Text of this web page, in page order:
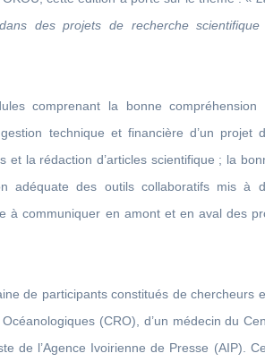
des projets de recherche
comprenant la bonne
technique et financière d’un projet
et la rédaction d’articles scientifique ; la
adéquate des outils collaboratifs mis à
à communiquer en amont et en aval des
de participants constitués de chercheurs
(CRO), d’un médecin du
de l’Agence Ivoirienne de Presse (AIP).